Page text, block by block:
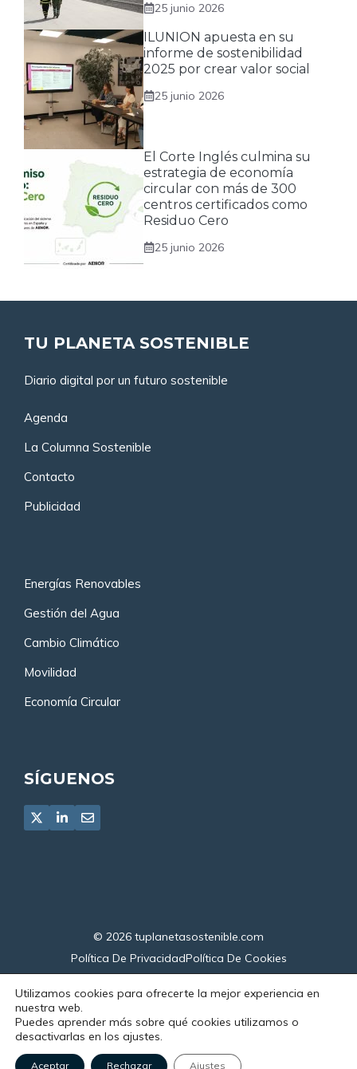
25 junio 2026
ILUNION apuesta en su
informe de sostenibilidad
2025 por crear valor social
25 junio 2026
El Corte Inglés culmina su
estrategia de economía
circular con más de 300
centros certificados como
Residuo Cero
25 junio 2026
TU PLANETA SOSTENIBLE
Diario digital por un futuro sostenible
Agenda
La Columna Sostenible
Contacto
Publicidad
Energías Renovables
Gestión del Agua
Cambio Climático
Movilidad
Economía Circular
SÍGUENOS
© 2026 tuplanetasostenible.com
Política De PrivacidadPolítica De Cookies
Utilizamos cookies para ofrecerte la mejor experiencia en
nuestra web.
Puedes aprender más sobre qué cookies utilizamos o
desactivarlas en los ajustes.
Aceptar Rechazar Ajustes